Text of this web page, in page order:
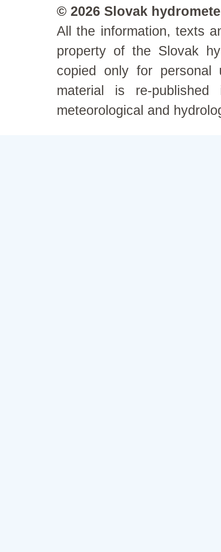
© 2026 Slovak
All the information, texts
property of the Slovak
copied only for personal
material is re-
meteorological and